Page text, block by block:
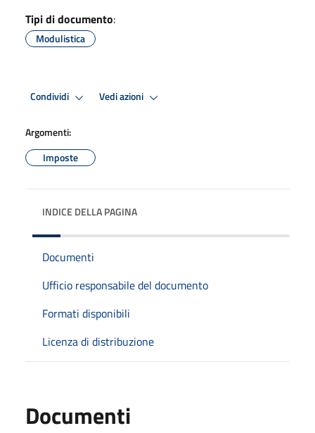
Tipi di documento:
Modulistica
Condividi Vedi azioni
Argomenti:
Imposte
INDICE DELLA PAGINA
Documenti
Ufficio responsabile del documento
Formati disponibili
Licenza di distribuzione
Documenti